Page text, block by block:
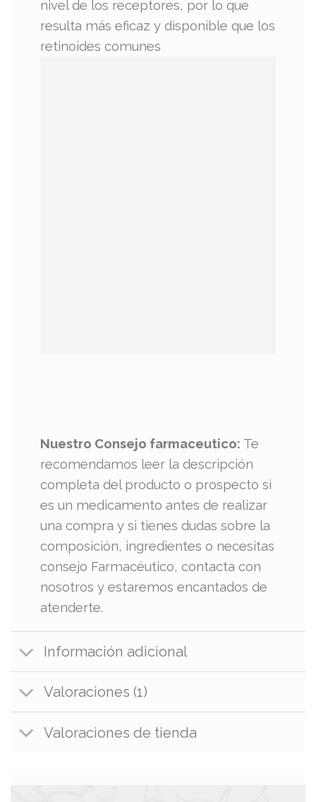
nivel de los receptores, por lo que
resulta más eficaz y disponible que los
retinoides comunes
Nuestro Consejo farmaceutico: Te
recomendamos leer la descripción
completa del producto o prospecto si
es un medicamento antes de realizar
una compra y si tienes dudas sobre la
composición, ingredientes o necesitas
consejo Farmacéutico, contacta con
nosotros y estaremos encantados de
atenderte.
Información adicional
Valoraciones (1)
Valoraciones de tienda